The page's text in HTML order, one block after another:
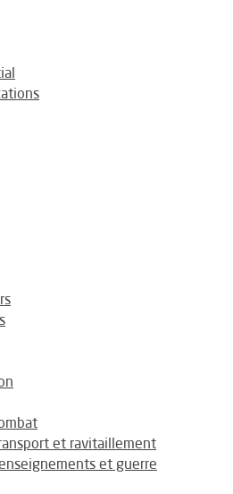
et ravitaillement
et guerre